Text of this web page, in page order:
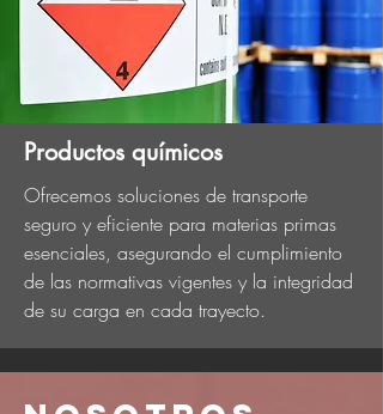
Productos químicos
Ofrecemos soluciones de transporte
seguro y eficiente para materias primas
esenciales, asegurando el cumplimiento
de las normativas vigentes y la integridad
de su carga en cada trayecto.